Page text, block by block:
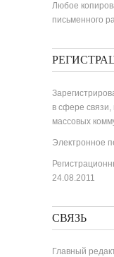
Любое
письменного
в сфере
массовых
Электронное
24.08.2011
СВЯЗЬ
Главный